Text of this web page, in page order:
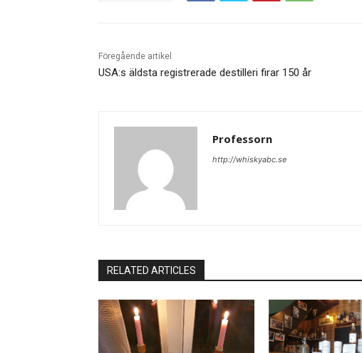
Föregående artikel
USA:s äldsta registrerade destilleri firar 150 år
Professorn
http://whiskyabc.se
RELATED ARTICLES